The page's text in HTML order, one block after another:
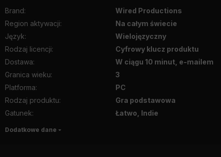
Brand:
Wired Productions
Region aktywacji:
Na całym świecie
Język:
Wielojęzyczny
Rodzaj licencji:
Cyfrowy klucz produktu
Dostawa:
W ciągu 10 minut, e-mailem
Granica wieku:
3
Platforma:
PC
Rodzaj produktu:
Gra podstawowa
Gatunek: Łatwo, Indie
Dodatkowe dane